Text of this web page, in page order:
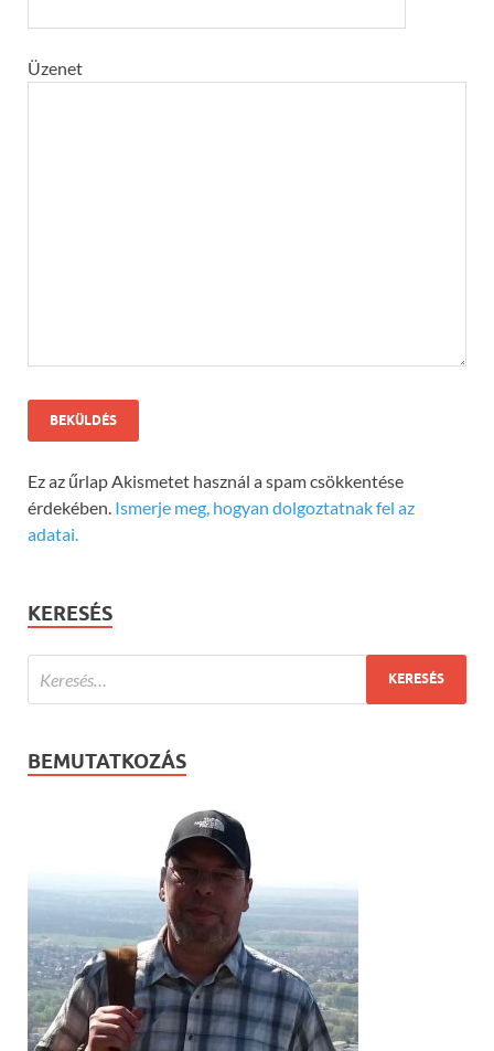
Üzenet
Ez az űrlap Akismetet használ a spam csökkentése
érdekében. Ismerje meg, hogyan dolgoztatnak fel az
adatai.
KERESÉS
BEMUTATKOZÁS